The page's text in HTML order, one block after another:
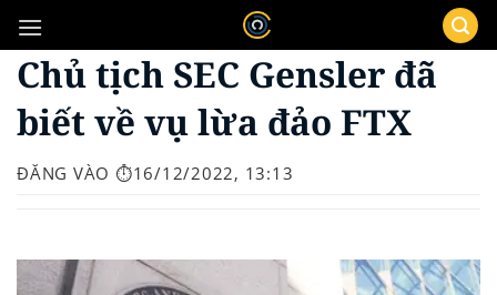
qua
nội
dung
Chủ tịch SEC Gensler đã
biết về vụ lừa đảo FTX
ĐĂNG VÀO ⏱️16/12/2022, 13:13